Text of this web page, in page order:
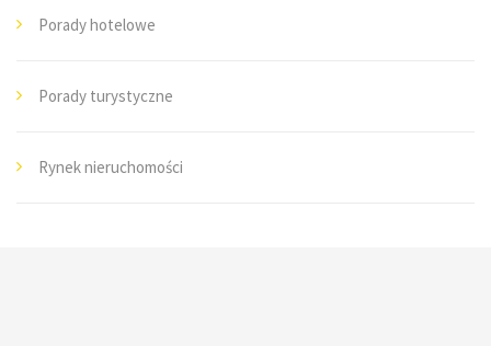
Porady hotelowe
Porady turystyczne
Rynek nieruchomości